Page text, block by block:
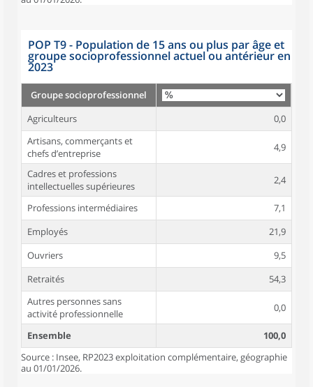
POP T9 - Population de 15 ans ou plus par âge et
groupe socioprofessionnel actuel ou antérieur en
2023
Groupe socioprofessionnel
Agriculteurs
0,0
Artisans, commerçants et
chefs d’entreprise
4,9
Cadres et professions
intellectuelles supérieures
2,4
Professions intermédiaires
7,1
Employés
21,9
Ouvriers
9,5
Retraités
54,3
Autres personnes sans
activité professionnelle
0,0
Ensemble
100,0
Source : Insee, RP2023 exploitation complémentaire, géographie
au 01/01/2026.